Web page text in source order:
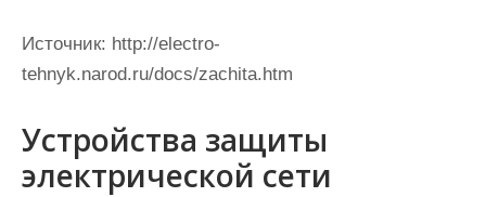
Источник: http://electro-
tehnyk.narod.ru/docs/zachita.htm
Устройства защиты
электрической сети